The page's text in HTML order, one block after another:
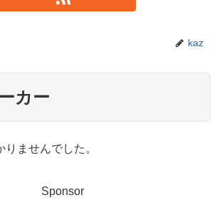
kaz
カー
ませんでした。
Sponsor